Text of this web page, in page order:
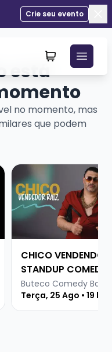
Crie seu evento
está
no momento, mas
que podem
- STANDUP
Veja mais sobre
CHICO VENDENDO
STANDUP COMEDY
Terça, 25 Ago • 19